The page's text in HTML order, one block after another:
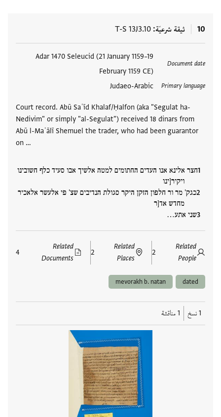
10 ثيقة شرعيّة T-S 13J3.10
Document date
Adar 1470 Seleucid (21 January 1159–19
February 1159 CE)
Primary language
Judaeo-Arabic
Court record. Abū Saʿīd Khalaf/Ḥalfon (aka "Segulat ha-
Nedivim" or simply "al-Segulat") received 18 dinars from
Abū l-Maʿālī Shemuel the trader, who had been guarantor
on …
חצר אלינא אנו העדים החתומים למטה אלשיך אבו סעיד כלף חשובינו
ויקיר[ינו
כגק' מר ור חלפון הזקן היקר סגולת הנדיבים שצ' פי אלעשר אלאכיר
מחדש אד[ר
שני אתע…
Related
People
2
Related
Places
2
Related
Documents
4
dated
mevorakh b. natan
1 نسخ 1 مناقشة